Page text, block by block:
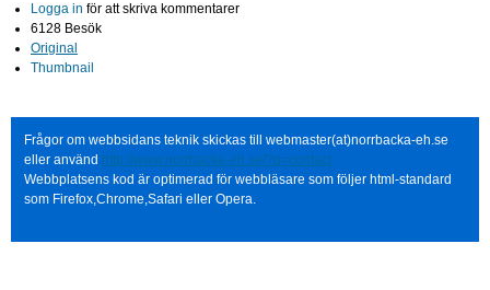
Logga in för att skriva kommentarer
6128 Besök
Original
Thumbnail
Frågor om webbsidans teknik skickas till webmaster(at)norrbacka-eh.se
eller använd http://www.norrbacka-eh.se/?q=contact
Webbplatsens kod är optimerad för webbläsare som följer html-standard
som Firefox,Chrome,Safari eller Opera.